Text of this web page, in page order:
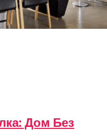
Дом Без